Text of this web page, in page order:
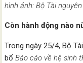
hình ảnh: Bộ Tài
Còn hành động nào
Trong ngày 25/4, Bộ
bốBáo cáo về hệ sinh